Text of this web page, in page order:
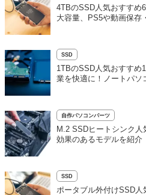
4TBのSSD人気おすすめ
大容量、PS5や動画保存
SSD
1TBのSSD人気おすすめ
業を快適に！ノートパソ
自作パソコンパーツ
M.2 SSDヒートシンク
効果のあるモデルを紹介
SSD
ポータブル外付けSSD人